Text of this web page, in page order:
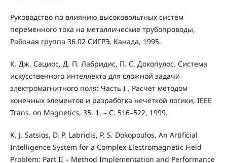
Руководство по влиянию высоковольтных систем
переменного тока на металлические трубопроводы,
Рабочая группа 36.02 СИГРЭ, Канада, 1995.
К. Дж. Сациос, Д. П. Лабридис, П. С. Докопулос. Система
искусственного интеллекта для сложной задачи
электромагнитного поля: Часть I . Расчет методом
конечных элементов и разработка нечеткой логики, IEEE
Trans. on Magnetics, 35, 1. – C. 516–522, 1999.
K. J. Satsios, D. P. Labridis, P. S. Dokopoulos, An Artificial
Intelligence System for a Complex Electromagnetic Field
Problem: Part II – Method Implementation and Performance